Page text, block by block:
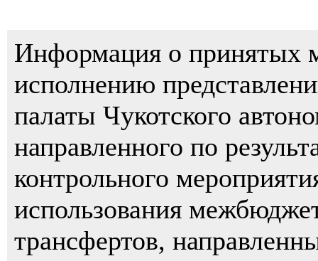
Информация о принятых
исполнению
палаты Чукотского
направленного по
контрольного
использования
трансфертов,